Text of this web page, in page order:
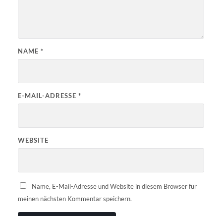
NAME *
E-MAIL-ADRESSE *
WEBSITE
Name, E-Mail-Adresse und Website in diesem Browser für
meinen nächsten Kommentar speichern.